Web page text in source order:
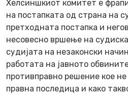
Хелсиншкиот комитет е
на постапката од страна на
претходната постапка и
несовесно вршење на
судијата на незаконски
работата на јавното
противправно решение кое
правна последица и како